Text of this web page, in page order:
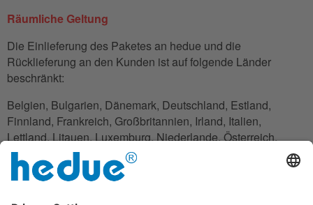
Räumliche Geltung
Die Einlieferung des Paketes an hedue und die
Rücklieferung an den Kunden ist auf folgende Länder
beschränkt:
Belgien, Bulgarien, Dänemark, Deutschland, Estland,
Finnland, Frankreich, Großbritannien, Irland, Italien,
Lettland, Litauen, Luxemburg, Niederlande, Österreich,
Polen, Rumänien, Slowakei, Slowenien, Spanien,
Tschechien, Ungarn, Zypern.